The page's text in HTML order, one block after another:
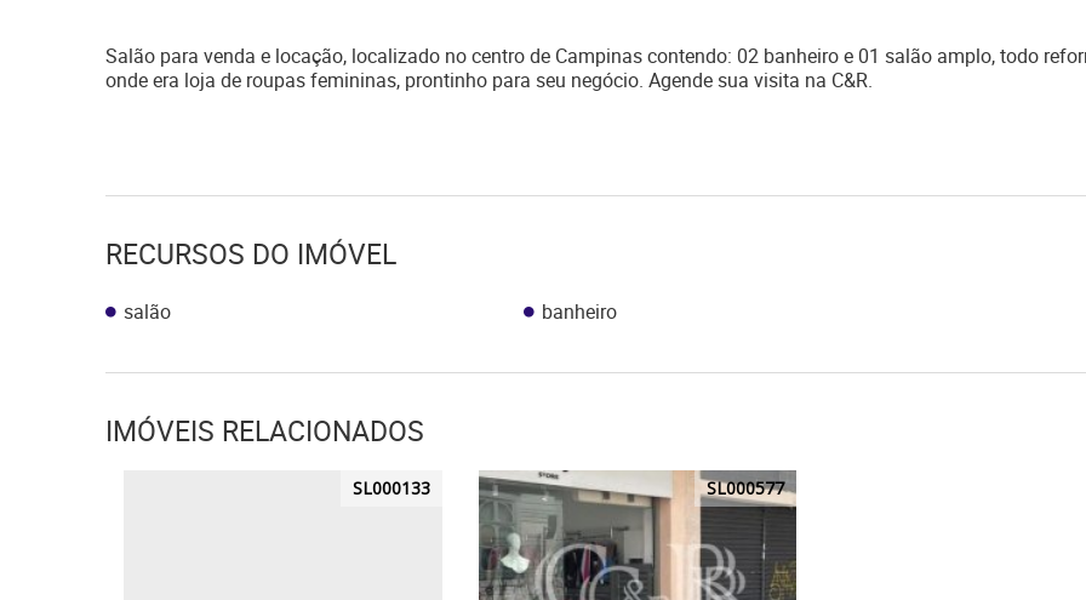
Salão para venda e locação, localizado no centro de Campinas contendo: 02 banheiro e 01 salão amplo, todo
onde era loja de roupas femininas, prontinho para seu negócio. Agende sua visita na C&R.
RECURSOS DO IMÓVEL
salão banheiro
IMÓVEIS RELACIONADOS
SL000133 SL000577